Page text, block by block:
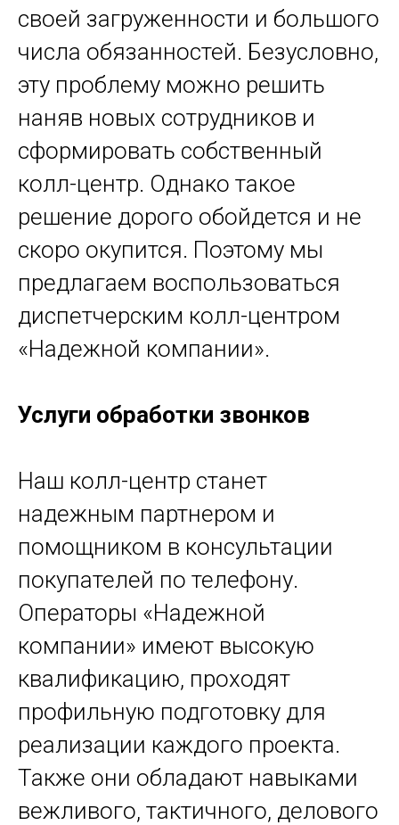
своей загруженности и большого
числа обязанностей. Безусловно,
эту проблему можно решить
наняв новых сотрудников и
сформировать собственный
колл-центр. Однако такое
решение дорого обойдется и не
скоро окупится. Поэтому мы
предлагаем воспользоваться
диспетчерским колл-центром
«Надежной компании».
Услуги обработки звонков
Наш колл-центр станет
надежным партнером и
помощником в консультации
покупателей по телефону.
Операторы «Надежной
компании» имеют высокую
квалификацию, проходят
профильную подготовку для
реализации каждого проекта.
Также они обладают навыками
вежливого, тактичного, делового